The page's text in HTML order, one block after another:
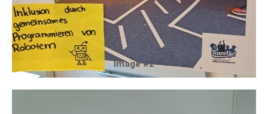
Image #2